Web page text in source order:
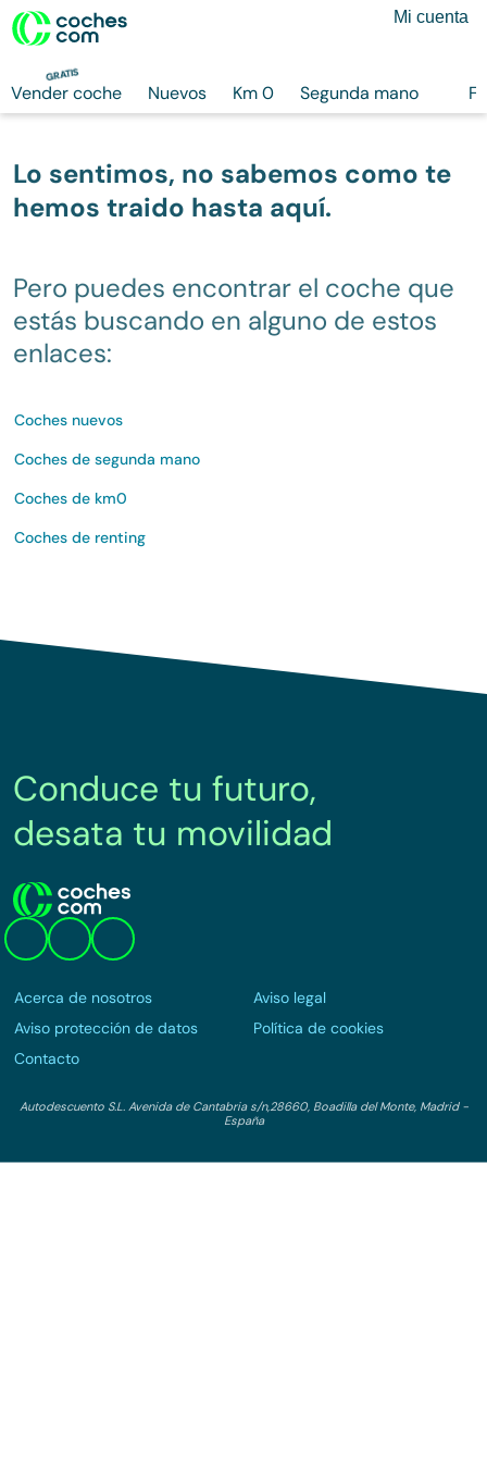
GRATIS
Vender coche Nuevos Km 0 Segunda mano
Mi cuenta
Lo sentimos, no sabemos como te
hemos traido hasta aquí.
Pero puedes encontrar el coche que
estás buscando en alguno de estos
enlaces:
Coches nuevos
Coches de segunda mano
Coches de km0
Coches de renting
Conduce tu futuro,
desata tu movilidad
Acerca de nosotros
Aviso legal
Aviso protección de datos
Política de cookies
Contacto
Autodescuento S.L. Avenida de Cantabria s/n,28660, Boadilla del Monte, Madrid -
España